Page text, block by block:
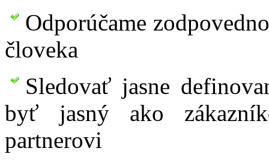
Odporúčame
človeka
Sledovať jasne
byť jasný ako
partnerovi